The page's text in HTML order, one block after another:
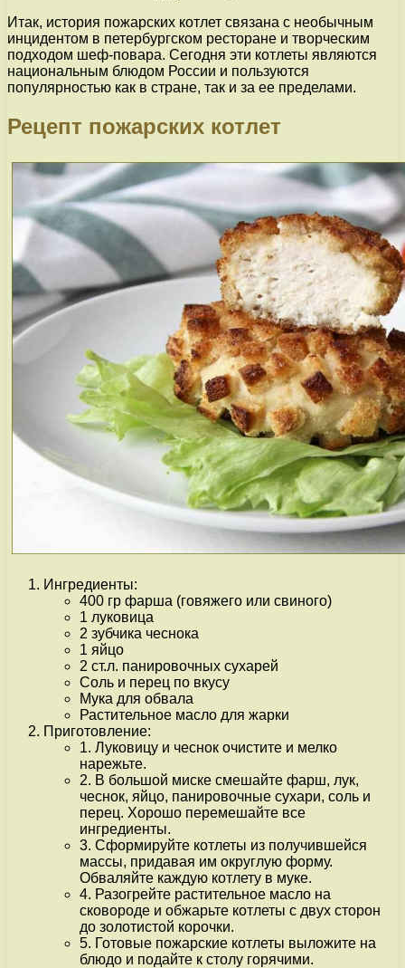
Итак, история пожарских котлет связана с необычным
инцидентом в петербургском ресторане и творческим
подходом шеф-повара. Сегодня эти котлеты являются
национальным блюдом России и пользуются
популярностью как в стране, так и за ее пределами.
Рецепт пожарских котлет
Ингредиенты:
400 гр фарша (говяжего или свиного)
1 луковица
2 зубчика чеснока
1 яйцо
2 ст.л. панировочных сухарей
Соль и перец по вкусу
Мука для обвала
Растительное масло для жарки
Приготовление:
1. Луковицу и чеснок очистите и мелко
нарежьте.
2. В большой миске смешайте фарш, лук,
чеснок, яйцо, панировочные сухари, соль и
перец. Хорошо перемешайте все
ингредиенты.
3. Сформируйте котлеты из получившейся
массы, придавая им округлую форму.
Обваляйте каждую котлету в муке.
4. Разогрейте растительное масло на
сковороде и обжарьте котлеты с двух сторон
до золотистой корочки.
5. Готовые пожарские котлеты выложите на
блюдо и подайте к столу горячими.